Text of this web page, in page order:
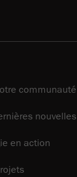
communauté
nouvelles
en action